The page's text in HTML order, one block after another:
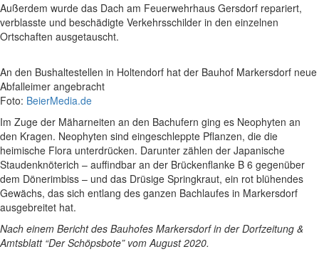
Außerdem wurde das Dach am Feuerwehrhaus Gersdorf repariert,
verblasste und beschädigte Verkehrsschilder in den einzelnen
Ortschaften ausgetauscht.
An den Bushaltestellen in Holtendorf hat der Bauhof Markersdorf neue
Abfalleimer angebracht
Foto: BeierMedia.de
Im Zuge der Mäharneiten an den Bachufern ging es Neophyten an
den Kragen. Neophyten sind eingeschleppte Pflanzen, die die
heimische Flora unterdrücken. Darunter zählen der Japanische
Staudenknöterich – auffindbar an der Brückenflanke B 6 gegenüber
dem Dönerimbiss – und das Drüsige Springkraut, ein rot blühendes
Gewächs, das sich entlang des ganzen Bachlaufes in Markersdorf
ausgebreitet hat.
Nach einem Bericht des Bauhofes Markersdorf in der Dorfzeitung &
Amtsblatt “Der Schöpsbote” vom August 2020.